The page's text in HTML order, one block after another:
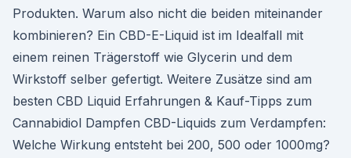
Produkten. Warum also nicht die beiden miteinander
kombinieren? Ein CBD-E-Liquid ist im Idealfall mit
einem reinen Trägerstoff wie Glycerin und dem
Wirkstoff selber gefertigt. Weitere Zusätze sind am
besten CBD Liquid Erfahrungen & Kauf-Tipps zum
Cannabidiol Dampfen CBD-Liquids zum Verdampfen:
Welche Wirkung entsteht bei 200, 500 oder 1000mg?